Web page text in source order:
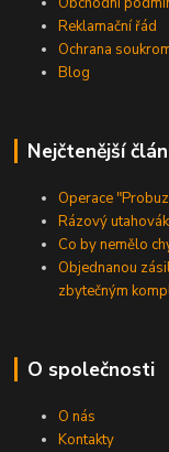
Reklamační řád
Ochrana
Blog
Nejčtenější
Operace
Rázový
Co by nemělo
Objednanou
zbytečným
O společnosti
O nás
Kontakty